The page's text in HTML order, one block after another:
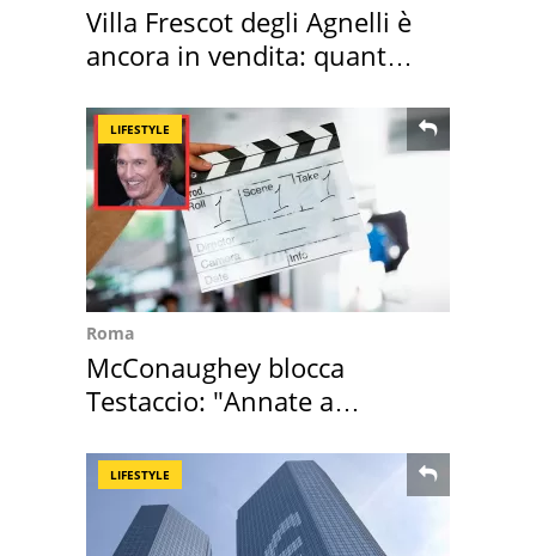
Villa Frescot degli Agnelli è
ancora in vendita: quanto
LIFESTYLE
Roma
McConaughey blocca
Testaccio: "Annate a
LIFESTYLE